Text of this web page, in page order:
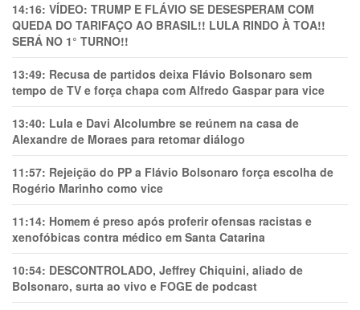
14:16: VÍDEO: TRUMP E FLÁVIO SE DESESPERAM COM
QUEDA DO TARIFAÇO AO BRASIL!! LULA RINDO À TOA!!
SERÁ NO 1° TURNO!!
13:49: Recusa de partidos deixa Flávio Bolsonaro sem
tempo de TV e força chapa com Alfredo Gaspar para vice
13:40: Lula e Davi Alcolumbre se reúnem na casa de
Alexandre de Moraes para retomar diálogo
11:57: Rejeição do PP a Flávio Bolsonaro força escolha de
Rogério Marinho como vice
11:14: Homem é preso após proferir ofensas racistas e
xenofóbicas contra médico em Santa Catarina
10:54: DESCONTROLADO, Jeffrey Chiquini, aliado de
Bolsonaro, surta ao vivo e FOGE de podcast